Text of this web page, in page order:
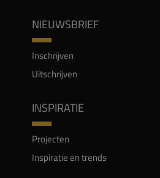
NIEUWSBRIEF
Inschrijven
Uitschrijven
INSPIRATIE
Projecten
Inspiratie en trends